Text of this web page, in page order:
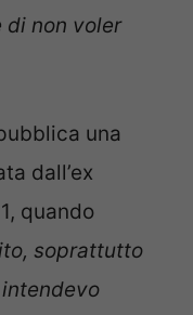
di non voler
una
dall’ex
quando
soprattutto
intendevo